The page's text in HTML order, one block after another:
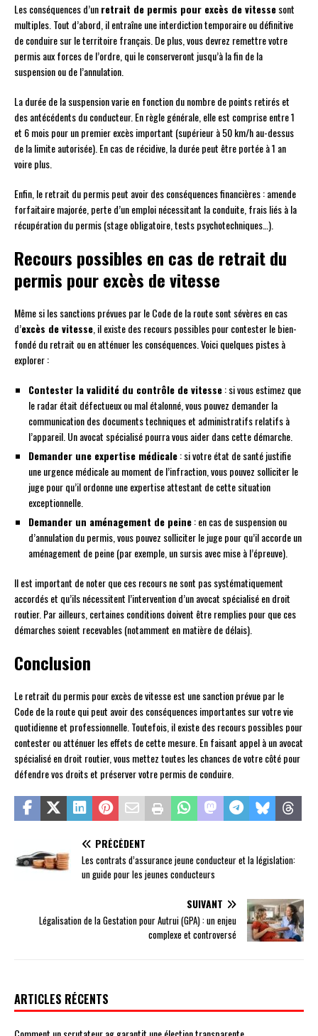
Les conséquences d’unretrait de permis pour excès de vitessesont
multiples. Tout d’abord, il entraîne une interdiction temporaire ou définitive
de conduire sur le territoire français. De plus, vous devrez remettre votre
permis aux forces de l’ordre, qui le conserveront jusqu’à la fin de la
suspension ou de l’annulation.
La durée de la suspension varie en fonction du nombre de points retirés et
des antécédents du conducteur. En règle générale, elle est comprise entre 1
et 6 mois pour un premier excès important (supérieur à 50 km/h au-dessus
de la limite autorisée). En cas de récidive, la durée peut être portée à 1 an
voire plus.
Enfin, le retrait du permis peut avoir des conséquences financières : amende
forfaitaire majorée, perte d’un emploi nécessitant la conduite, frais liés à la
récupération du permis (stage obligatoire, tests psychotechniques…).
Recours possibles en cas de retrait du
permis pour excès de vitesse
Même si les sanctions prévues par le Code de la route sont sévères en cas
d’excès de vitesse , il existe des recours possibles pour contester le bien-
fondé du retrait ou en atténuer les conséquences. Voici quelques pistes à
explorer :
Contester la validité du contrôle de vitesse: si vous estimez que
le radar était défectueux ou mal étalonné, vous pouvez demander la
communication des documents techniques et administratifs relatifs à
l’appareil. Un avocat spécialisé pourra vous aider dans cette démarche.
Demander une expertise médicale: si votre état de santé justifie
une urgence médicale au moment de l’infraction, vous pouvez solliciter le
juge pour qu’il ordonne une expertise attestant de cette situation
exceptionnelle.
Demander un aménagement de peine: en cas de suspension ou
d’annulation du permis, vous pouvez solliciter le juge pour qu’il accorde un
aménagement de peine (par exemple, un sursis avec mise à l’épreuve).
Il est important de noter que ces recours ne sont pas systématiquement
accordés et qu’ils nécessitent l’intervention d’un avocat spécialisé en droit
routier. Par ailleurs, certaines conditions doivent être remplies pour que ces
démarches soient recevables (notamment en matière de délais).
Conclusion
Le retrait du permis pour excès de vitesse est une sanction prévue par le
Code de la route qui peut avoir des conséquences importantes sur votre vie
quotidienne et professionnelle. Toutefois, il existe des recours possibles pour
contester ou atténuer les effets de cette mesure. En faisant appel à un avocat
spécialisé en droit routier, vous mettez toutes les chances de votre côté pour
défendre vos droits et préserver votre permis de conduire.
PRÉCÉDENT
Les contrats d’assurance jeune conducteur et la législation:
un guide pour les jeunes conducteurs
SUIVANT
Légalisation de la Gestation pour Autrui (GPA) : un enjeu
complexe et controversé
ARTICLES RÉCENTS